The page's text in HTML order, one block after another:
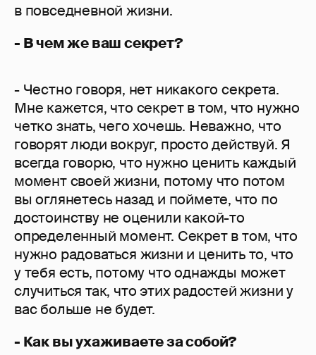
в повседневной жизни.
- В чем же ваш секрет?
- Честно говоря, нет никакого секрета.
Мне кажется, что секрет в том, что нужно
четко знать, чего хочешь. Неважно, что
говорят люди вокруг, просто действуй. Я
всегда говорю, что нужно ценить каждый
момент своей жизни, потому что потом
вы оглянетесь назад и поймете, что по
достоинству не оценили какой-то
определенный момент. Секрет в том, что
нужно радоваться жизни и ценить то, что
у тебя есть, потому что однажды может
случиться так, что этих радостей жизни у
вас больше не будет.
- Как вы ухаживаете за собой?